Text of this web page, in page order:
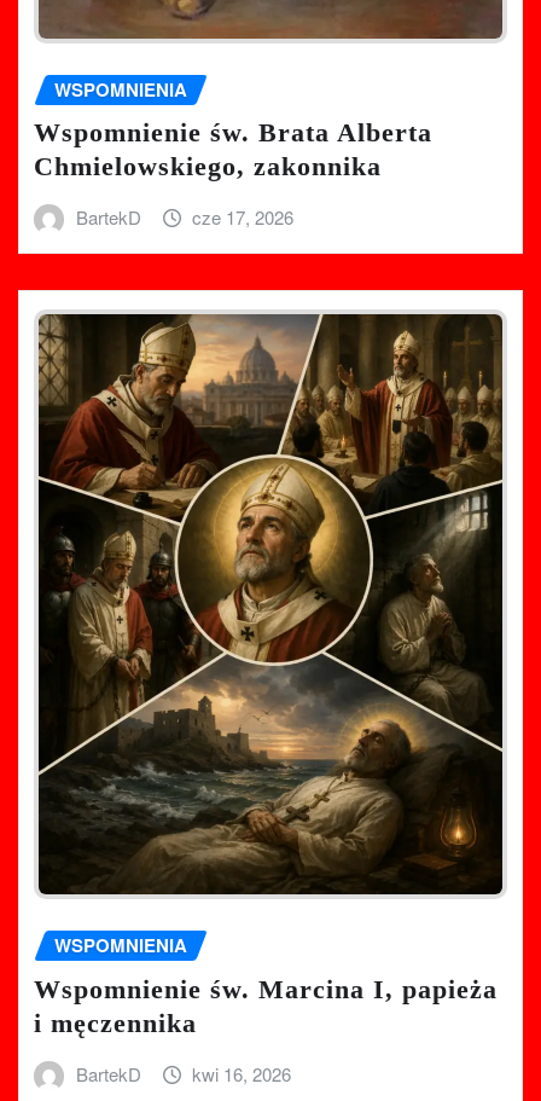
WSPOMNIENIA
Wspomnienie św. Brata Alberta
Chmielowskiego, zakonnika
BartekD cze 17, 2026
WSPOMNIENIA
Wspomnienie św. Marcina I, papieża
i męczennika
BartekD kwi 16, 2026